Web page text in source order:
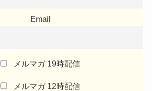
Email
メルマガ 19時配信
メルマガ 12時配信